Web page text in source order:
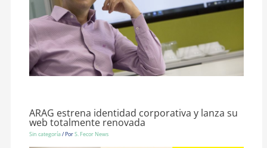
ARAG estrena identidad corporativa y lanza su
web totalmente renovada
Sin categoría/ PorS. Fecor News